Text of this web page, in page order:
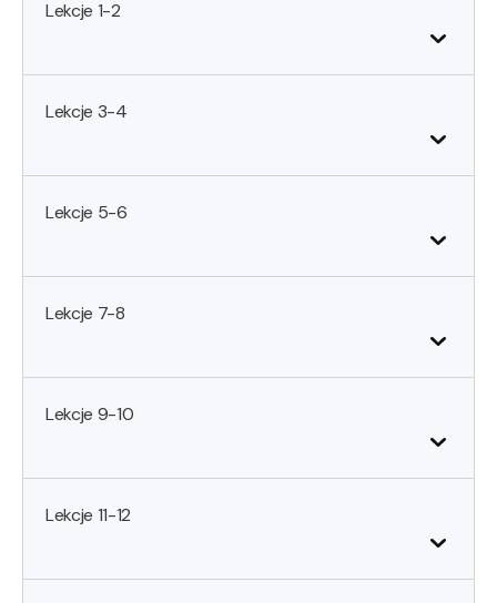
Lekcje 1-2
Lekcje 3-4
Lekcje 5-6
Lekcje 7-8
Lekcje 9-10
Lekcje 11-12